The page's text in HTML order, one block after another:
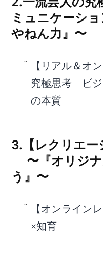
ミュニケーシ
やねん力』〜
【リアル＆オ
究極思考 ビジ
の本質
3.【レクリエ
〜『オリジナ
う』〜
【オンライン
×知育